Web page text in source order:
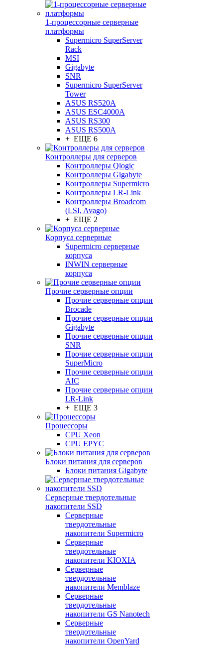
1-процессорные серверные
платформы
Supermicro SuperServer
Rack
MSI
Gigabyte
SNR
Supermicro SuperServer
Tower
ASUS RS520A
ASUS ESC4000A
ASUS RS300
ASUS RS500A
+ ЕЩЕ 6
Контроллеры для серверов
Контроллеры Qlogic
Контроллеры Gigabyte
Контроллеры Supermicro
Контроллеры LR-Link
Контроллеры Broadcom
(LSI, Avago)
+ ЕЩЕ 2
Корпуса серверные
Supermicro серверные
корпуса
INWIN серверные
корпуса
Прочие серверные опции
Прочие серверные опции
Brocade
Прочие серверные опции
Gigabyte
Прочие серверные опции
SNR
Прочие серверные опции
SuperMicro
Прочие серверные опции
AIC
Прочие серверные опции
LR-Link
+ ЕЩЕ 3
Процессоры
CPU Xeon
CPU EPYC
Блоки питания для серверов
Блоки питания Gigabyte
Серверные твердотельные
накопители SSD
Cерверные
твердотельные
накопители Supermicro
Cерверные
твердотельные
накопители KIOXIA
Cерверные
твердотельные
накопители Memblaze
Cерверные
твердотельные
накопители GS Nanotech
Серверные
твердотельные
накопители OpenYard